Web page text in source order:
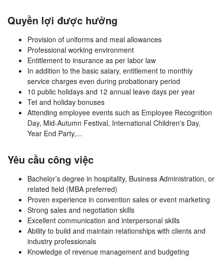
Quyền lợi được hưởng
Provision of uniforms and meal allowances
Professional working environment
Entitlement to insurance as per labor law
In addition to the basic salary, entitlement to monthly
service charges even during probationary period
10 public holidays and 12 annual leave days per year
Tet and holiday bonuses
Attending employee events such as Employee Recognition
Day, Mid-Autumn Festival, International Children's Day,
Year End Party,...
Yêu cầu công việc
Bachelor’s degree in hospitality, Business Administration, or
related field (MBA preferred)
Proven experience in convention sales or event marketing
Strong sales and negotiation skills
Excellent communication and interpersonal skills
Ability to build and maintain relationships with clients and
industry professionals
Knowledge of revenue management and budgeting